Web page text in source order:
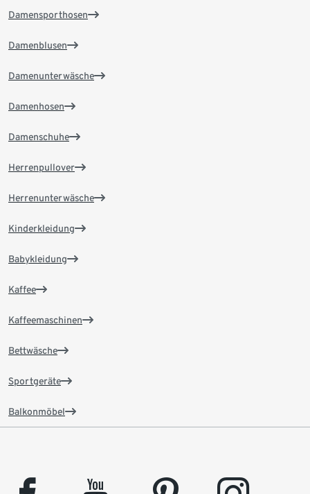
Damensporthosen
Damenblusen
Damenunterwäsche
Damenhosen
Damenschuhe
Herrenpullover
Herrenunterwäsche
Kinderkleidung
Babykleidung
Kaffee
Kaffeemaschinen
Bettwäsche
Sportgeräte
Balkonmöbel